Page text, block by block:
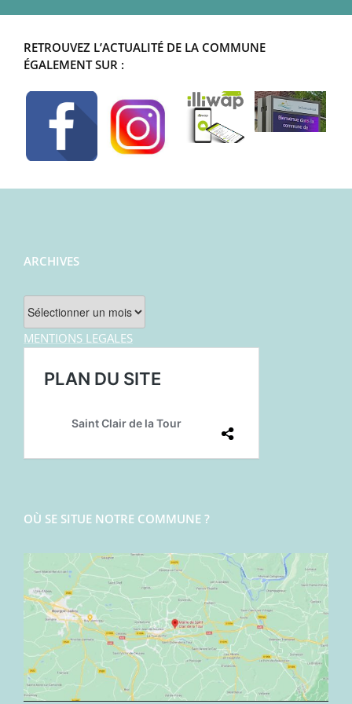
RETROUVEZ L’ACTUALITÉ DE LA COMMUNE
ÉGALEMENT SUR :
ARCHIVES
Archives
MENTIONS LEGALES
OÙ SE SITUE NOTRE COMMUNE ?